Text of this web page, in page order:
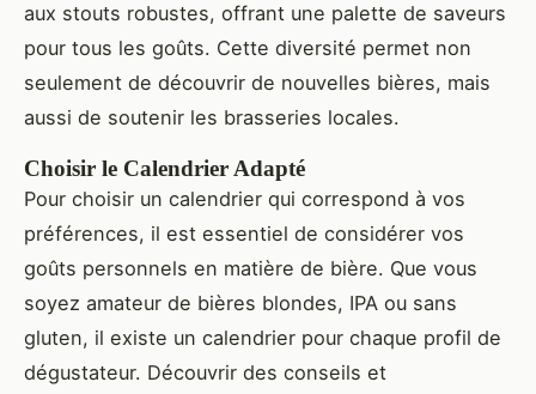
aux stouts robustes, offrant une palette de saveurs
pour tous les goûts. Cette diversité permet non
seulement de découvrir de nouvelles bières, mais
aussi de soutenir les brasseries locales.
Choisir le Calendrier Adapté
Pour choisir un calendrier qui correspond à vos
préférences, il est essentiel de considérer vos
goûts personnels en matière de bière. Que vous
soyez amateur de bières blondes, IPA ou sans
gluten, il existe un calendrier pour chaque profil de
dégustateur. Découvrir des conseils et